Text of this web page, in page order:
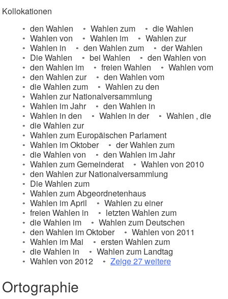
Kollokationen
den Wahlen
Wahlen zum
die Wahlen
Wahlen von
Wahlen im
Wahlen zur
Wahlen in
den Wahlen zum
der Wahlen
Die Wahlen
bei Wahlen
den Wahlen von
den Wahlen im
freien Wahlen
Wahlen vom
den Wahlen zur
den Wahlen vom
die Wahlen zum
Wahlen zu den
Wahlen zur Nationalversammlung
Wahlen im Jahr
den Wahlen in
Wahlen in den
Wahlen in der
Wahlen , die
die Wahlen zur
Wahlen zum Europäischen Parlament
Wahlen im Oktober
der Wahlen zum
die Wahlen von
den Wahlen im Jahr
Wahlen zum Gemeinderat
Wahlen von 2010
den Wahlen zur Nationalversammlung
Die Wahlen zum
Wahlen zum Abgeordnetenhaus
Wahlen im April
Wahlen zu einer
freien Wahlen in
letzten Wahlen zum
die Wahlen im
Wahlen zum Deutschen
den Wahlen im Oktober
Wahlen von 2011
Wahlen im Mai
ersten Wahlen zum
die Wahlen in
Wahlen zum Landtag
Wahlen von 2012
Zeige 27 weitere
Ortographie